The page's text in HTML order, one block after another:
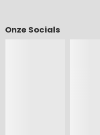
Onze Socials